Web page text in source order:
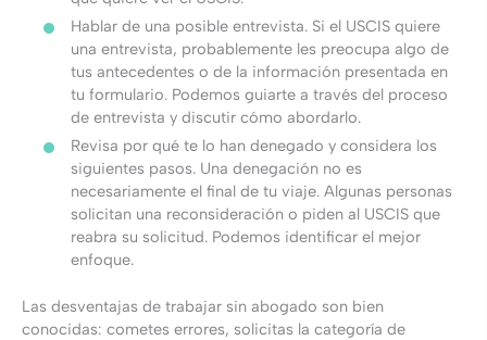
Hablar de una posible entrevista. Si el USCIS quiere
una entrevista, probablemente les preocupa algo de
tus antecedentes o de la información presentada en
tu formulario. Podemos guiarte a través del proceso
de entrevista y discutir cómo abordarlo.
Revisa por qué te lo han denegado y considera los
siguientes pasos. Una denegación no es
necesariamente el final de tu viaje. Algunas personas
solicitan una reconsideración o piden al USCIS que
reabra su solicitud. Podemos identificar el mejor
enfoque.
Las desventajas de trabajar sin abogado son bien
conocidas: cometes errores, solicitas la categoría de